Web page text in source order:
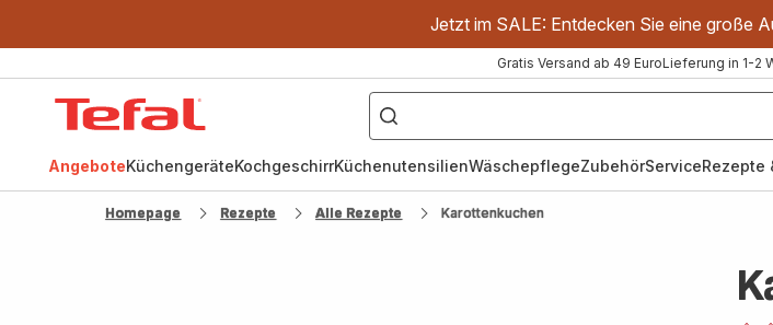
Jetzt im SALE: Entdecken Sie eine große
Gratis Versand ab 49 EuroLieferung in 1-2
["OptiGrill","Easy
Fry","Pfanne"]
AngeboteKüchengeräteKochgeschirrKüchenutensilienWäschepflegeZubehörServiceRezepte
Homepage Rezepte Alle Rezepte Karottenkuchen